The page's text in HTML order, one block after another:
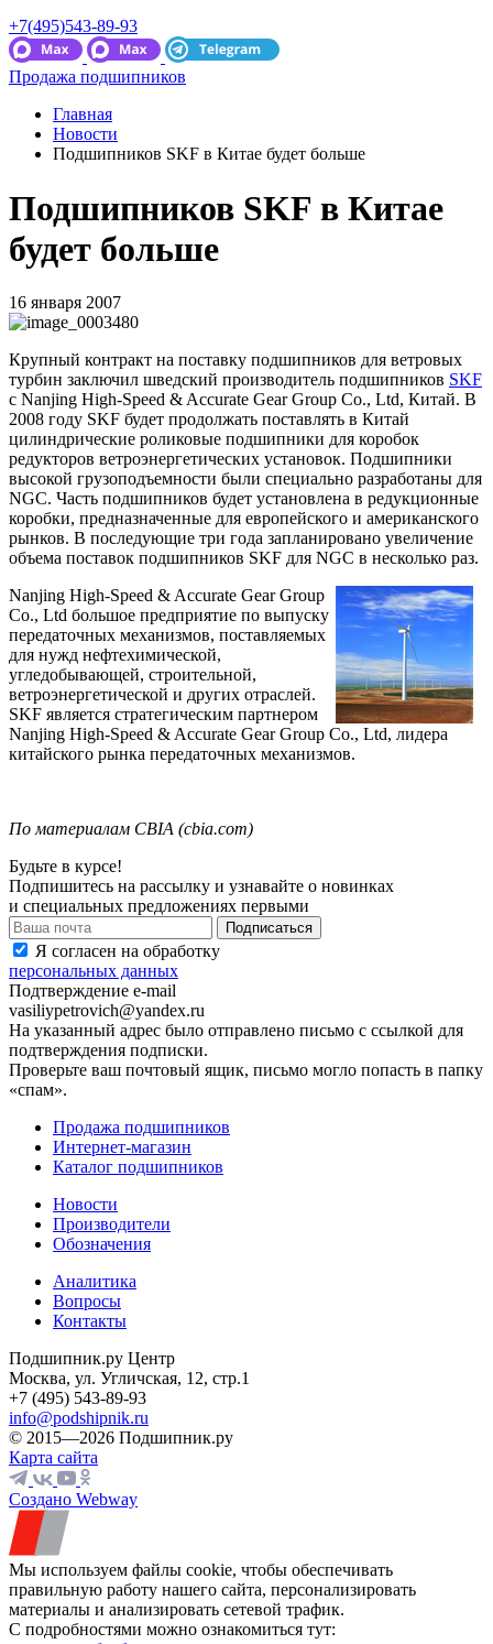
+7(495)543-89-93
Продажа подшипников
Главная
Новости
Подшипников SKF в Китае будет больше
Подшипников SKF в Китае
будет больше
16 января 2007
Крупный контракт на поставку подшипников для ветровых
турбин заключил шведский производитель подшипников SKF
с Nanjing High-Speed & Accurate Gear Group Co., Ltd, Китай. В
2008 году SKF будет продолжать поставлять в Китай
цилиндрические роликовые подшипники для коробок
редукторов ветроэнергетических установок. Подшипники
высокой грузоподъемности были специально разработаны для
NGC. Часть подшипников будет установлена в редукционные
коробки, предназначенные для европейского и американского
рынков. В последующие три года запланировано увеличение
объема поставок подшипников SKF для NGC в несколько раз.
Nanjing High-Speed & Accurate Gear Group
Co., Ltd большое предприятие по выпуску
передаточных механизмов, поставляемых
для нужд нефтехимической,
угледобывающей, строительной,
ветроэнергетической и других отраслей.
SKF является стратегическим партнером
Nanjing High-Speed & Accurate Gear Group Co., Ltd, лидера
китайского рынка передаточных механизмов.
По материалам CBIA (cbia.com)
Будьте в курсе!
Подпишитесь на рассылку и узнавайте о новинках
и специальных предложениях первыми
Я согласен на обработку
персональных данных
Подтверждение e-mail
vasiliypetrovich@yandex.ru
На указанный адрес было отправлено письмо с ссылкой для
подтверждения подписки.
Проверьте ваш почтовый ящик, письмо могло попасть в папку
«спам».
Продажа подшипников
Интернет-магазин
Каталог подшипников
Новости
Производители
Обозначения
Аналитика
Вопросы
Контакты
Подшипник.ру Центр
Москва, ул. Угличская, 12, стр.1
+7 (495) 543-89-93
info@podshipnik.ru
© 2015—2026 Подшипник.ру
Карта сайта
Создано Webway
Мы используем файлы cookie, чтобы обеспечивать
правильную работу нашего сайта, персонализировать
материалы и анализировать сетевой трафик.
С подробностями можно ознакомиться тут: